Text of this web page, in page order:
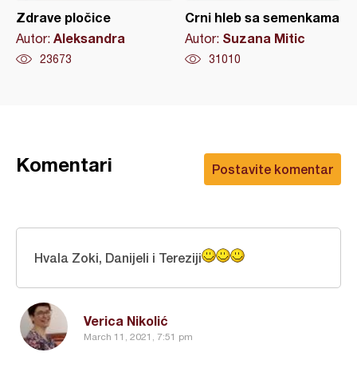
Zdrave pločice
Autor: Aleksandra
23673
Crni hleb sa semenkama
Autor: Suzana Mitic
31010
Postavite komentar
Komentari
Verica Nikolić
March 11, 2021, 7:51 pm
Hvala Zoki, Danijeli i Tereziji